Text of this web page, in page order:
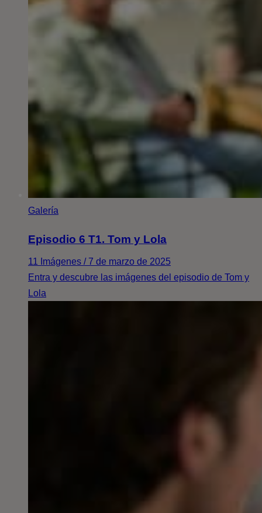
Galería
Episodio 6 T1. Tom y Lola
11 Imágenes / 7 de marzo de 2025
Entra y descubre las imágenes del episodio de Tom y
Lola